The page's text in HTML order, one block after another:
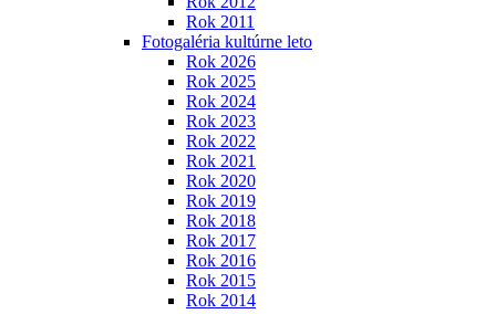
Rok 2011
Fotogaléria kultúrne leto
Rok 2026
Rok 2025
Rok 2024
Rok 2023
Rok 2022
Rok 2021
Rok 2020
Rok 2019
Rok 2018
Rok 2017
Rok 2016
Rok 2015
Rok 2014